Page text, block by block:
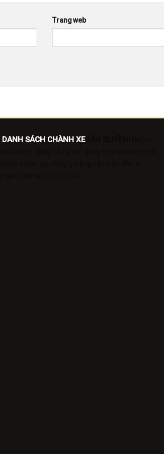
Trang web
DANH SÁCH CHÀNH XEBẢN QUYỀN